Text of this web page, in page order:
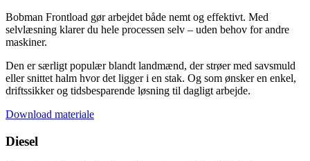
Bobman Frontload gør arbejdet både nemt og effektivt. Med
selvlæsning klarer du hele processen selv – uden behov for andre
maskiner.
Den er særligt populær blandt landmænd, der strøer med savsmuld
eller snittet halm hvor det ligger i en stak. Og som ønsker en enkel,
driftssikker og tidsbesparende løsning til dagligt arbejde.
Download materiale
Diesel